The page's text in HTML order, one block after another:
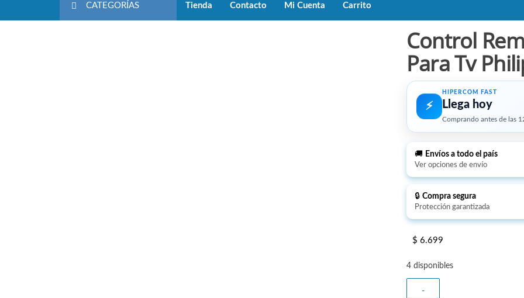
CATEGORÍAS Tienda Contacto Mi Cuenta Carrito
Control
Para Tv
⚡︎
HIPERCOM FAST
Llega hoy
Comprando antes de las
🚚 Envíos a todo el país
Ver opciones de envío
🔒 Compra segura
Protección garantizada
$ 6.699
4 disponibles
-